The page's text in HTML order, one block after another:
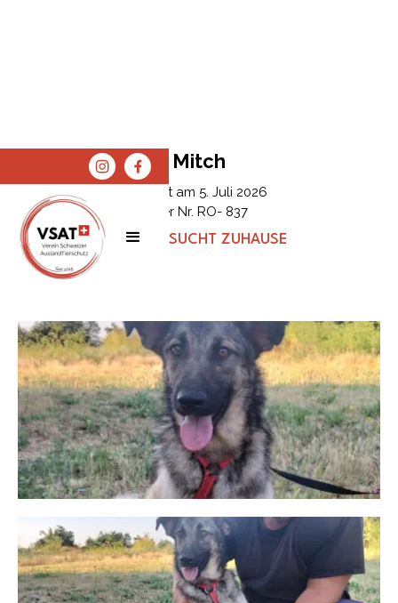
SPENDEN
SHOP
Mitch
Erfasst am 5. Juli 2026
Tier Nr. RO- 837
STATUS: SUCHT ZUHAUSE